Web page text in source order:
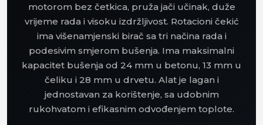
motorom bez četkica, pruža jači učinak, duže
vrijeme rada i visoku izdržljivost. Rotacioni čekić
ima višenamjenski birač sa tri načina rada i
podesivim smjerom bušenja. Ima maksimalni
kapacitet bušenja od 24 mm u betonu, 13 mm u
čeliku i 28 mm u drvetu. Alat je lagan i
jednostavan za korištenje, sa udobnim
rukohvatom i efikasnim odvođenjem toplote.